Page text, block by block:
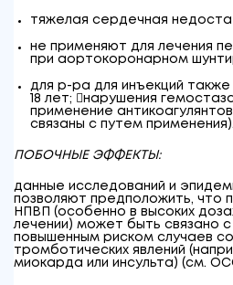
тяжелая сердечная
не применяют для лечения
при аортокоронарном
для р-ра для инъекций
18 лет; нарушения
применение
связаны с путем применения).
ПОБОЧНЫЕ ЭФФЕКТЫ:
данные исследований и
позволяют предположить, что
НПВП (особенно в высоких
лечении) может быть связано
повышенным риском случаев
тромботических явлений
миокарда или инсульта) (см.